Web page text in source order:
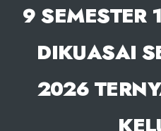
9 SEMESTER
DIKUASAI
2026